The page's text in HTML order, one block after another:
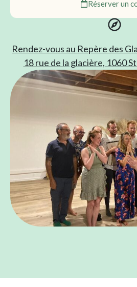
Rendez-vous au Repère des
18 rue de la glacière, 1060
Réserver un